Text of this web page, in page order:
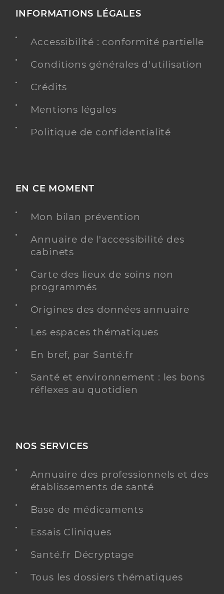
INFORMATIONS LÉGALES
Accessibilité : conformité partielle
Conditions générales d'utilisation
Crédits
Mentions légales
Politique de confidentialité
EN CE MOMENT
Mon bilan prévention
Annuaire de l'accessibilité des
cabinets
Carte des lieux de soins non
programmés
Origines des données annuaire
Les espaces thématiques
En bref, par Santé.fr
Santé et environnement : les bons
réflexes au quotidien
NOS SERVICES
Annuaire des professionnels et des
établissements de santé
Base de médicaments
Essais Cliniques
Santé.fr Décryptage
Tous les dossiers thématiques